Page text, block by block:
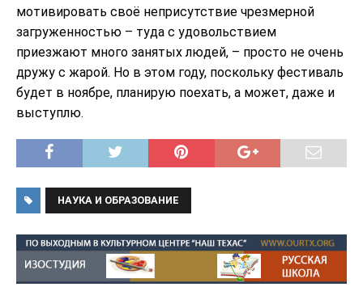
мотивировать своё неприсутствие чрезмерной
загруженностью – туда с удовольствием
приезжают много занятых людей, – просто не очень
дружу с жарой. Но в этом году, поскольку фестиваль
будет в ноябре, планирую поехать, а может, даже и
выступлю.
НАУКА И ОБРАЗОВАНИЕ